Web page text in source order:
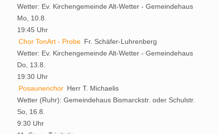
Wetter: Ev. Kirchengemeinde Alt-Wetter - Gemeindehaus
Mo, 10.8.
19:45 Uhr
Chor TonArt - Probe Fr. Schäfer-Luhrenberg
Wetter: Ev. Kirchengemeinde Alt-Wetter - Gemeindehaus
Do, 13.8.
19:30 Uhr
Posaunenchor Herr T. Michaelis
Wetter (Ruhr): Gemeindehaus Bismarckstr. oder Schulstr.
So, 16.8.
9:30 Uhr